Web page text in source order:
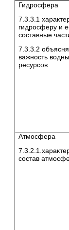
Гидросфера
7.3.3.1
гидросферу и
составные
7.3.3.2
важность
ресурсов
Атмосфера
состав